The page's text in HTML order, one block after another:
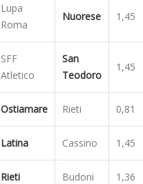
Lupa
Roma
Nuorese 1,45
SFF
Atletico
San
Teodoro
1,45
Ostiamare Rieti 0,81
Latina Cassino 1,45
Rieti Budoni 1,36